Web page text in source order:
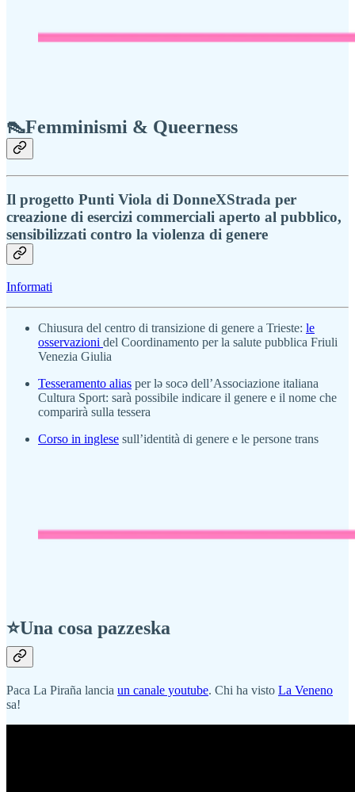
👠Femminismi & Queerness
Il progetto Punti Viola di DonneXStrada per
creazione di esercizi commerciali aperto al pubblico,
sensibilizzati contro la violenza di genere
Informati
Chiusura del centro di transizione di genere a Trieste: le
osservazioni del Coordinamento per la salute pubblica Friuli
Venezia Giulia
Tesseramento alias per lə socə dell’Associazione italiana
Cultura Sport: sarà possibile indicare il genere e il nome che
comparirà sulla tessera
Corso in inglese sull’identità di genere e le persone trans
⭐Una cosa pazzeska
Paca La Piraña lancia un canale youtube. Chi ha visto La Veneno
sa!